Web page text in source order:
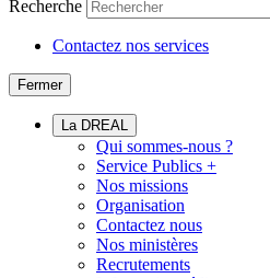
Recherche
Contactez nos services
Fermer
La DREAL
Qui sommes-nous ?
Service Publics +
Nos missions
Organisation
Contactez nous
Nos ministères
Recrutements